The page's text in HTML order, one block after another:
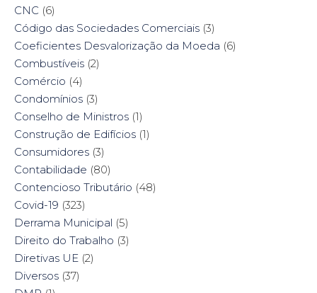
CNC (6)
Código das Sociedades Comerciais (3)
Coeficientes Desvalorização da Moeda (6)
Combustíveis (2)
Comércio (4)
Condomínios (3)
Conselho de Ministros (1)
Construção de Edifícios (1)
Consumidores (3)
Contabilidade (80)
Contencioso Tributário (48)
Covid-19 (323)
Derrama Municipal (5)
Direito do Trabalho (3)
Diretivas UE (2)
Diversos (37)